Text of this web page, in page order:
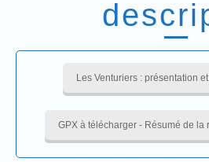
Les Venturiers : présentation
GPX à télécharger - Résumé de la